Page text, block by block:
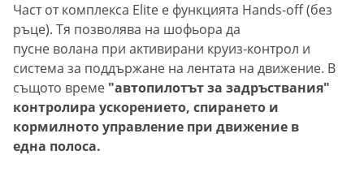
Част от комплекса Elite е функцията Hands-off (без
ръце). Тя позволява на шофьора да
пусне волана при активирани круиз-контрол и
система за поддържане на лентата на движение. В
същото време "автопилотът за задръствания"
контролира ускорението, спирането и
кормилното управление при движение в
една полоса.